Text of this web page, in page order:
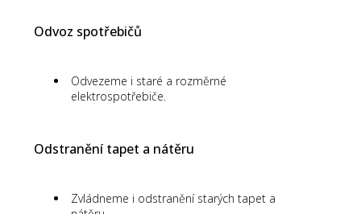
Odvoz spotřebičů
Odvezeme i staré a rozměrné
elektrospotřebiče.
Odstranění tapet a nátěru
Zvládneme i odstranění starých tapet a